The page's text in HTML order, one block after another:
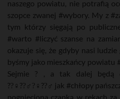
naszego powiatu, nie potrafią
szopce zwanej #wybory. My z
tym którzy sięgają po
#warto #liczyć szanse na
okazuje się, że gdyby nasi
byśmy jako mieszkańcy powiatu
Sejmie ? , a tak dalej będą
??‍♀??‍♂?‍♀??‍♂ jak #chłopy
pognieciona czapką w rekach